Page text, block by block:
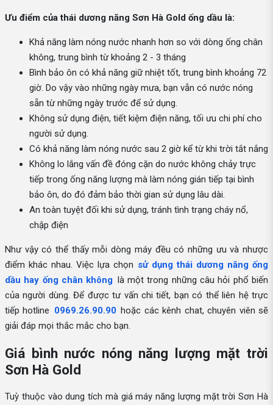
Ưu điểm của thái dương năng Sơn Hà Gold ống dầu là:
Khả năng làm nóng nước nhanh hơn so với dòng ống chân
không, trung bình từ khoảng 2 - 3 tháng
Bình bảo ôn có khả năng giữ nhiệt tốt, trung bình khoảng 72
giờ. Do vậy vào những ngày mưa, bạn vẫn có nước nóng
sẵn từ những ngày trước để sử dụng.
Không sử dụng điện, tiết kiệm điện năng, tối ưu chi phí cho
người sử dụng.
Có khả năng làm nóng nước sau 2 giờ kể từ khi trời tắt nắng
Không lo lắng vấn đề đóng cặn do nước không chảy trực
tiếp trong ống năng lượng mà làm nóng gián tiếp tại bình
bảo ôn, do đó đảm bảo thời gian sử dụng lâu dài.
An toàn tuyệt đối khi sử dụng, tránh tình trạng cháy nổ,
chập điện
Như vậy có thể thấy mỗi dòng máy đều có những ưu và nhược
điểm khác nhau. Việc lựa chọn sử dụng thái dương năng ống
dầu hay ống chân không là một trong những câu hỏi phổ biến
của người dùng. Để được tư vấn chi tiết, bạn có thể liên hệ trực
tiếp hotline 0969.26.90.90 hoặc các kênh chat, chuyên viên sẽ
giải đáp mọi thắc mắc cho bạn.
Giá bình nước nóng năng lượng mặt trời
Sơn Hà Gold
Tuỳ thuộc vào dung tích mà giá máy năng lượng mặt trời Sơn Hà